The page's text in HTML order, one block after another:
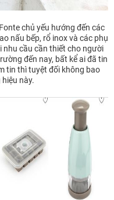
chủ yếu hướng đến các
nấu bếp, rổ inox và các phụ
nhu cầu cần thiết cho người
đến nay, bất kể ai đã tin
tin thì tuyệt đối không bao
này.